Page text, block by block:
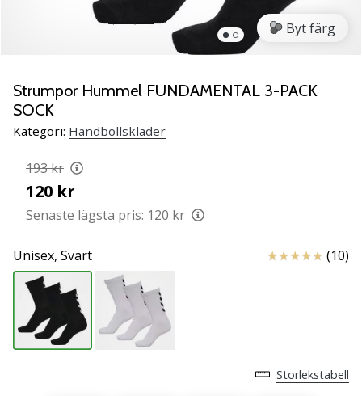
PUMA
Accelerate
NITRO
SQD
handbollsskorna!
Upptäck
de
och
ta
reda
på
om
det…
Byt färg
Strumpor Hummel FUNDAMENTAL 3-PACK
SOCK
Kategori: Handbollskläder
193 kr
120 kr
Senaste lägsta pris: 120 kr
Unisex, Svart Recensioner
(10)
Storlekstabell